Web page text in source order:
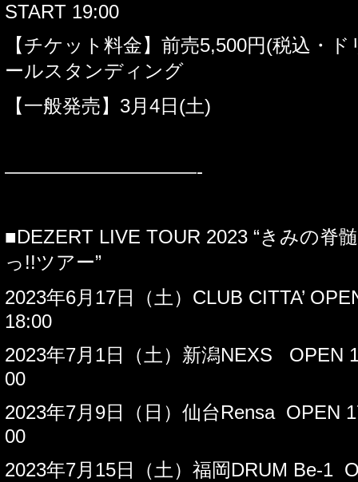
START 19:00
【チケット料金】前売5,500円(税込・ド
ールスタンディング
【一般発売】 3月 4日 (土)
——————————-
■DEZERT LIVE TOUR 2023 “きみの脊
っ !!ツアー”
2023年6月 17日（土） CLUB CITTA’
18:00
2023年7月 1日（土）新潟NEXS OPEN
00
2023年7月 9日（日）仙台Rensa OPEN
00
2023年7月 15日（土）福岡 DRUM Be-1